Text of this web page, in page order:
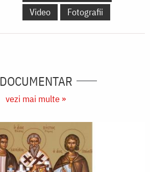
Video
Fotografii
DOCUMENTAR
vezi mai multe »